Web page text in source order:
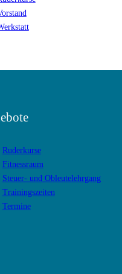
Ruderkurse
Fitnessraum
Steuer- und Obleutelehrgang
Trainingszeiten
Termine